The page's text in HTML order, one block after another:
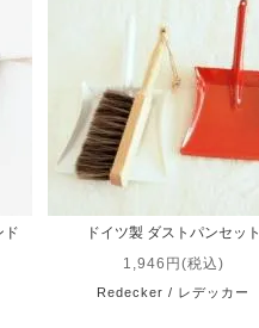
ド
ドイツ製 ダストパンセット
1,946円(税込)
Redecker / レデッカー